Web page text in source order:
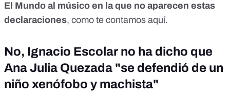
El Mundo al músico en la que no aparecen estas
declaraciones, como te contamos aquí.
No, Ignacio Escolar no ha dicho que
Ana Julia Quezada "se defendió de un
niño xenófobo y machista"